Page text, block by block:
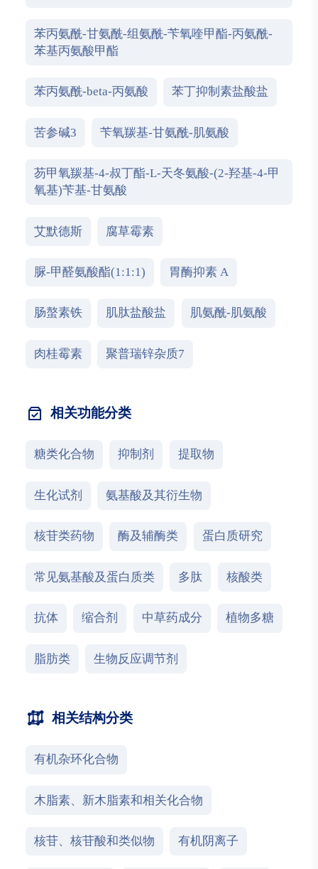
苯丙氨酰-甘氨酰-组氨酰-苄氧喹甲酯-丙氨酰-
苯基丙氨酸甲酯
苯丙氨酰-beta-丙氨酸 苯丁抑制素盐酸盐
苦参碱3 苄氧羰基-甘氨酰-肌氨酸
芴甲氧羰基-4-叔丁酯-L-天冬氨酸-(2-羟基-4-甲
氧基)苄基-甘氨酸
艾默德斯 腐草霉素
脲-甲醛氨酸酯(1:1:1) 胃酶抑素 A
肠螯素铁 肌肽盐酸盐 肌氨酰-肌氨酸
肉桂霉素 聚普瑞锌杂质7
相关功能分类
糖类化合物 抑制剂 提取物
生化试剂 氨基酸及其衍生物
核苷类药物 酶及辅酶类 蛋白质研究
常见氨基酸及蛋白质类 多肽 核酸类
抗体 缩合剂 中草药成分 植物多糖
脂肪类 生物反应调节剂
相关结构分类
有机杂环化合物
木脂素、新木脂素和相关化合物
核苷、核苷酸和类似物 有机阴离子